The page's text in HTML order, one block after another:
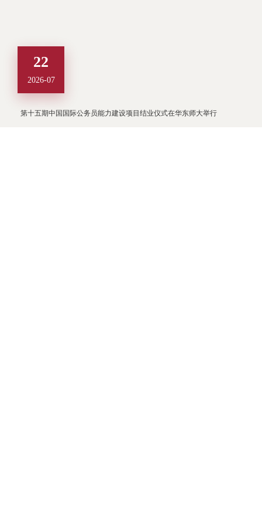
22
2026-07
第十五期中国国际公务员能力建设项目结业仪式在华东师大举行